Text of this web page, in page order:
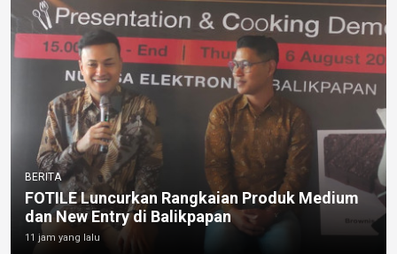
BERITA
FOTILE Luncurkan Rangkaian Produk Medium
dan New Entry di Balikpapan
11 jam yang lalu